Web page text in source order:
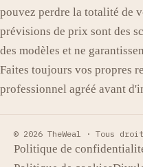
pouvez perdre la totalité de
prévisions de prix sont des
des modèles et ne
Faites toujours vos propres
professionnel agréé avant
© 2026 TheWeal · Tous
Politique de